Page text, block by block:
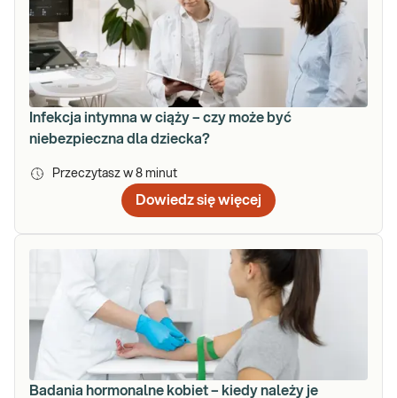
Infekcja intymna w ciąży – czy może być
niebezpieczna dla dziecka?
Przeczytasz w 8 minut
Dowiedz się więcej
Badania hormonalne kobiet – kiedy należy je